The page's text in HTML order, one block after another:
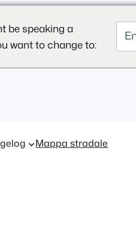
be speaking a
want to change to:
Mappa stradale